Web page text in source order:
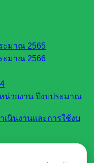
ะมาณ 2565
ะมาณ 2566
วยงาน ปีงบประมาณ
นินงานและการใช้งบ
Design By SK2 ICT